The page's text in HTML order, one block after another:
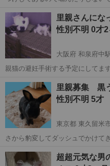
大阪 大阪市 今里駅 そ
里親さんにな
性別不明 0才2
大阪府 和泉府中
親猫の避妊手術する予定にしてま
大阪 大阪市 和泉府中駅
里親募集 黒
性別不明 5才
東京都 東久留米
さから豹変してダッシュでかけてき
東京 東久留米市 その他
超超元気な男